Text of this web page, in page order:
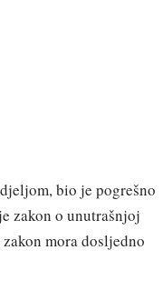
bio je pogrešno
zakon o unutrašnjoj
mora dosljedno